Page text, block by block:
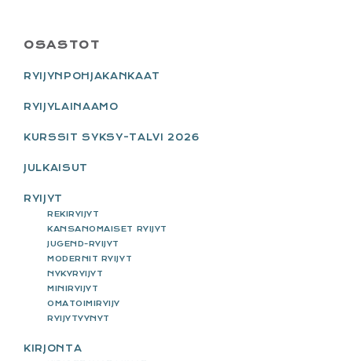
PRIMARY
SIDEBAR
OSASTOT
RYIJYNPOHJAKANKAAT
RYIJYLAINAAMO
KURSSIT SYKSY-TALVI 2026
JULKAISUT
RYIJYT
REKIRYIJYT
KANSANOMAISET RYIJYT
JUGEND-RYIJYT
MODERNIT RYIJYT
NYKYRYIJYT
MINIRYIJYT
OMATOIMIRYIJY
RYIJYTYYNYT
KIRJONTA